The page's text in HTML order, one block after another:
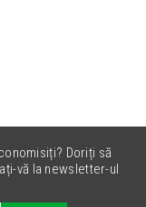
Doriți să
vă la newsletter-ul